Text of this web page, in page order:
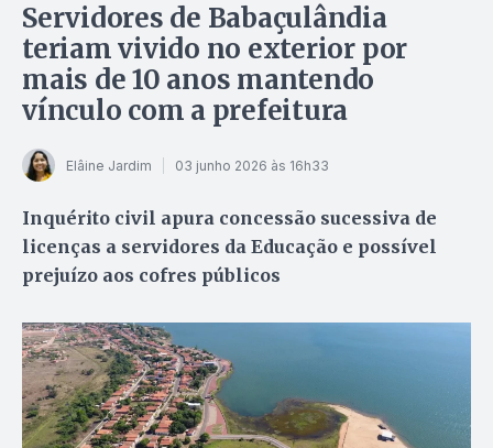
Servidores de Babaçulândia
teriam vivido no exterior por
mais de 10 anos mantendo
vínculo com a prefeitura
Elâine Jardim 03 junho 2026 às 16h33
Inquérito civil apura concessão sucessiva de
licenças a servidores da Educação e possível
prejuízo aos cofres públicos